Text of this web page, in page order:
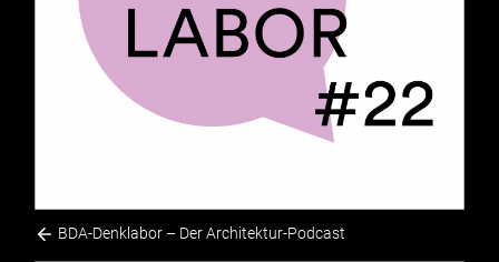
BDA-Denklabor – Der Architektur-Podcast